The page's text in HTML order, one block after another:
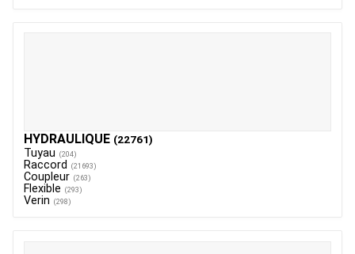
HYDRAULIQUE (22761)
Tuyau (204)
Raccord (21693)
Coupleur (263)
Flexible (293)
Verin (298)